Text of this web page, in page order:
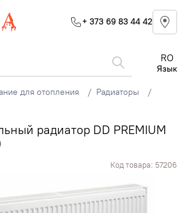
+ 373 69 83 44 42
RO
Язык
для отопления
Радиаторы
радиатор DD PREMIUM
Код товара: 57206